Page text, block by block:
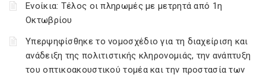
Ενοίκια: Τέλος οι πληρωμές με μετρητά από 1η
Οκτωβρίου
Υπερψηφίσθηκε το νομοσχέδιο για τη διαχείριση και
ανάδειξη της πολιτιστικής κληρονομιάς, την ανάπτυξη
του οπτικοακουστικού τομέα και την προστασία των